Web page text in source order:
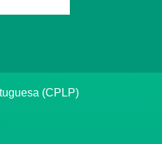
(CPLP)